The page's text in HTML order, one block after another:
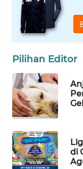
Pilihan Editor
di
WAHANANEWS
ID
WAHANANEWS
WAHANANEWS
NET
WAHANA
WAHANA
UMKM